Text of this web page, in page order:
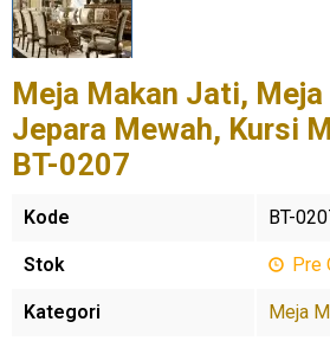
Meja Makan Jati, Meja
Jepara Mewah, Kursi
BT-0207
Kode BT-
Stok Pre
Kategori Meja